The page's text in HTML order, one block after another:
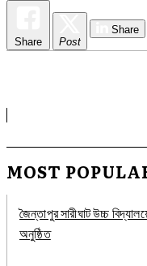
Share Post
Share
MOST
জৈন্তাপুর সারীঘাট উচ্চ
অনুষ্ঠিত